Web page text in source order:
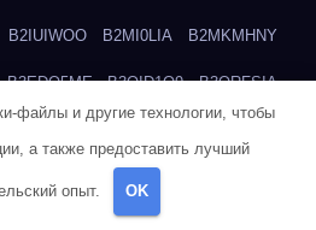
B2IUIWOO B2MI0LIA B2MKMHNY
B3EDO5ME B3OID1O9 B3QRFSIA
B7FWLONS
B91DTZMF
файлы и другие технологии, чтобы
а также предоставить лучший
опыт. OK